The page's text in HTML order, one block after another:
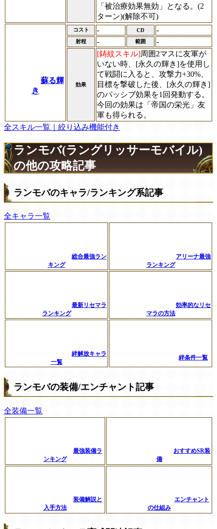
「被治療効果無効」となる。(2
ターン)(解除不可)
蘇る輝
き
コスト - CD -
射程 - 範囲 -
効果
[鋳紋スキル]周囲2マスに友軍が
いない時、[永久の輝き]を使用し
て戦闘に入ると、攻撃力+30%、
目標を撃破した後、[永久の輝き]
のパッシブ効果を1回発動する。
今回の効果は「帝国の栄光」友
軍も得られる。
全スキル一覧｜絞り込み機能付き
ランモバ(ラングリッサーモバイル)
の他の攻略記事
ランモバのキャラ/ランキング系記事
全キャラ一覧
総合最強ラン
キング
アリーナ最強
ランキング
最新リセマラ
ランキング
効率的なリセ
マラの方法
絆解放キャラ
一覧
絆条件一覧
ランモバの装備/エンチャント記事
全装備一覧
最強装備ラ
ンキング
おすすめSR装
備
装備解説と
入手方法
エンチャント
の仕組み